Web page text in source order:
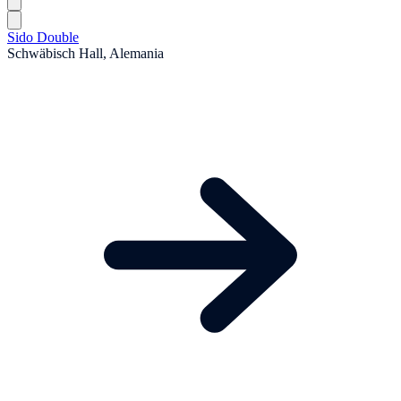
Sido Double
Schwäbisch Hall, Alemania